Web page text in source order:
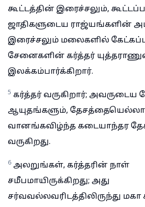
கூட்டத்தின் இரைச்சலும்,
ஜாதிகளுடைய ராஜ்யங்களின்
இரைச்சலும் மலைகளில்
சேனைகளின் கர்த்தர்
இலக்கம்பார்க்கிறார்.
5 கர்த்தர் வருகிறார்;
ஆயுதங்களும்,
வானங்கவிழ்ந்த கடையாந்தர
வருகிறது.
6 அலறுங்கள், கர்த்தரின் நாள்
சமீபமாயிருக்கிறது; அது
சர்வவல்லவரிடத்திலிருந்து